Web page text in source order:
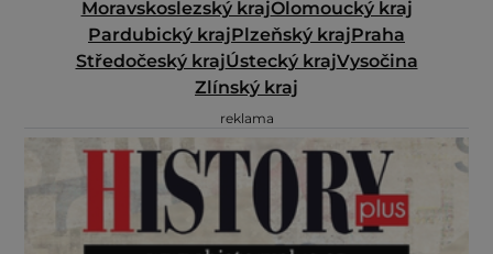
Moravskoslezský krajOlomoucký kraj
Pardubický krajPlzeňský krajPraha
Středočeský krajÚstecký krajVysočina
Zlínský kraj
reklama